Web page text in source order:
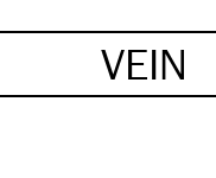
VEIN